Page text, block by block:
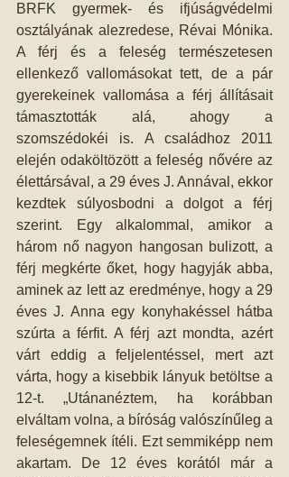
BRFK gyermek- és ifjúságvédelmi
osztályának alezredese, Révai Mónika.
A férj és a feleség természetesen
ellenkező vallomásokat tett, de a pár
gyerekeinek vallomása a férj állításait
támasztották alá, ahogy a
szomszédokéi is. A családhoz 2011
elején odaköltözött a feleség nővére az
élettársával, a 29 éves J. Annával, ekkor
kezdtek súlyosbodni a dolgot a férj
szerint. Egy alkalommal, amikor a
három nő nagyon hangosan bulizott, a
férj megkérte őket, hogy hagyják abba,
aminek az lett az eredménye, hogy a 29
éves J. Anna egy konyhakéssel hátba
szúrta a férfit. A férj azt mondta, azért
várt eddig a feljelentéssel, mert azt
várta, hogy a kisebbik lányuk betöltse a
12-t. „Utánanéztem, ha korábban
elváltam volna, a bíróság valószínűleg a
feleségemnek ítéli. Ezt semmiképp nem
akartam. De 12 éves korától már a